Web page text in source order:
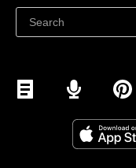
ขายบนเฟสบุ๊ค